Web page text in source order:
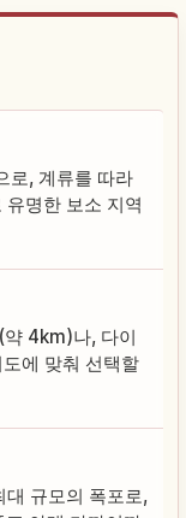
로, 계류를 따라
명한 보소 지역
약 4km)나, 다이
에 맞춰 선택할
규모의 폭포로,